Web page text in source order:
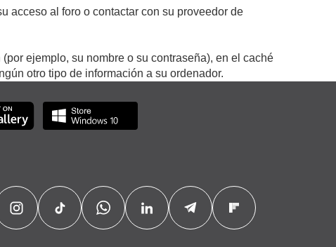
acceso al foro o contactar con su proveedor de
ejemplo, su nombre o su contraseña), en el caché
otro tipo de información a su ordenador.